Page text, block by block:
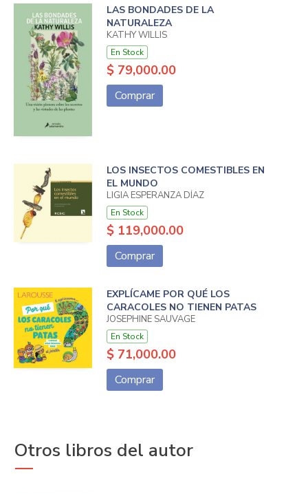
LAS BONDADES DE LA
NATURALEZA
KATHY WILLIS
En Stock
$ 79,000.00
Comprar
LOS INSECTOS COMESTIBLES EN
EL MUNDO
LIGIA ESPERANZA DÍAZ
En Stock
$ 119,000.00
Comprar
EXPLÍCAME POR QUÉ LOS
CARACOLES NO TIENEN PATAS
JOSEPHINE SAUVAGE
En Stock
$ 71,000.00
Comprar
Otros libros del autor